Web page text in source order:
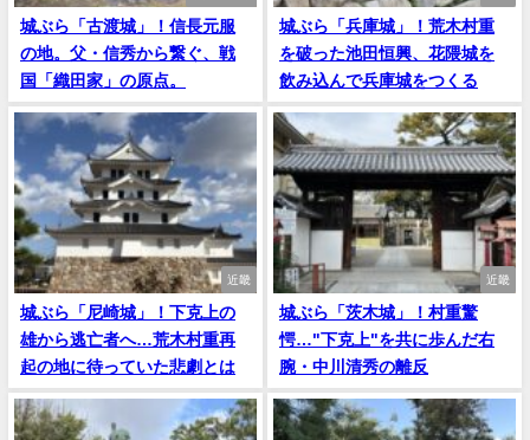
城ぶら「古渡城」！信長元服
の地。父・信秀から繋ぐ、戦
国「織田家」の原点。
城ぶら「兵庫城」！荒木村重
を破った池田恒興、花隈城を
飲み込んで兵庫城をつくる
近畿
城ぶら「尼崎城」！下克上の
雄から逃亡者へ…荒木村重再
起の地に待っていた悲劇とは
近畿
城ぶら「茨木城」！村重驚
愕…"下克上"を共に歩んだ右
腕・中川清秀の離反